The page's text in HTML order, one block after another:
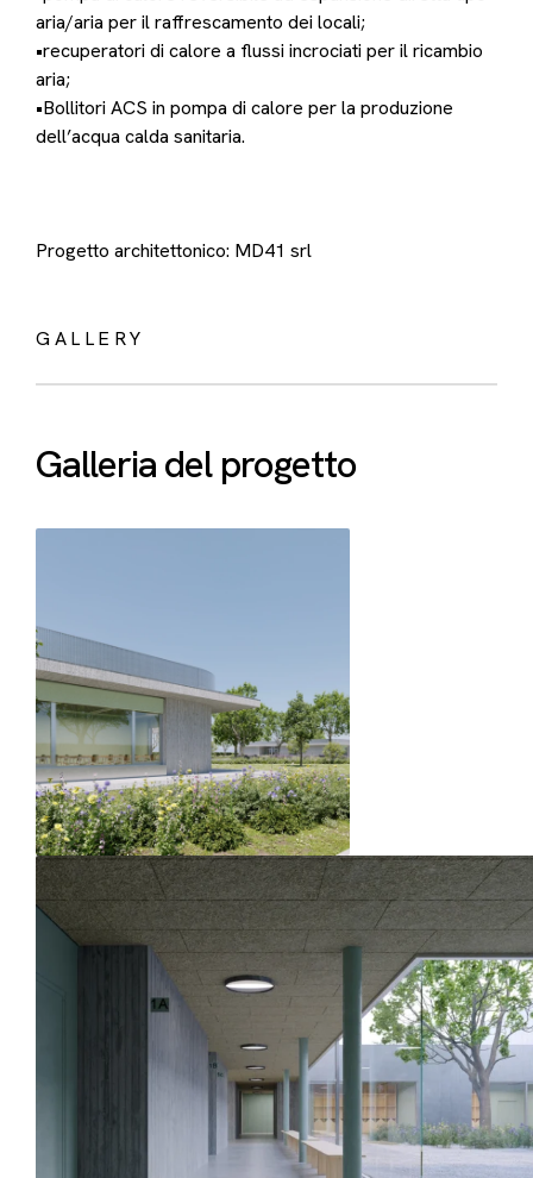
aria/aria per il raffrescamento dei locali;
•recuperatori di calore a flussi incrociati per il ricambio
aria;
•Bollitori ACS in pompa di calore per la produzione
dell’acqua calda sanitaria.
Progetto architettonico: MD41 srl
GALLERY
Galleria del progetto